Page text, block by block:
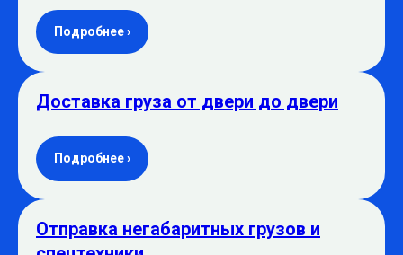
Подробнее ›
Доставка груза от двери до двери
Подробнее ›
Отправка негабаритных грузов и